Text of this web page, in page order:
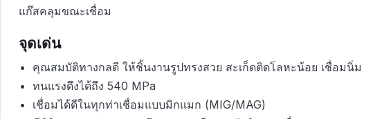
แก๊สคลุมขณะเชื่อม
จุดเด่น
คุณสมบัติทางกลดี ให้ชิ้นงานรูปทรงสวย สะเก็ดติดโลหะน้อย เชื่อมนิ่ม
ทนแรงดึงได้ถึง 540 MPa
เชื่อมได้ดีในทุกท่าเชื่อมแบบมิกแมก (MIG/MAG)